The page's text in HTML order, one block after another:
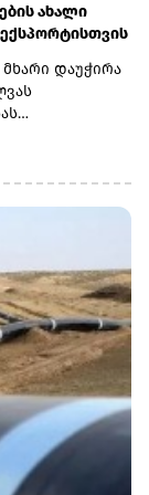
ახალი
დაუჭირა
„ლინდსი ო.
და ირანის
ხმა 11-ის
მოაწეროს
11 ივლისს
ადგილზე
ნორდონმა,
ზელენსკი
მოსკოვიდან“,
სამხრეთ
გრემთან